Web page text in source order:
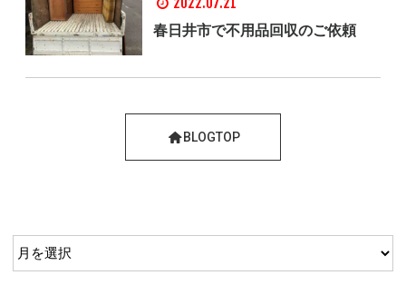
春日井市で不用品回収のご依頼
BLOGTOP